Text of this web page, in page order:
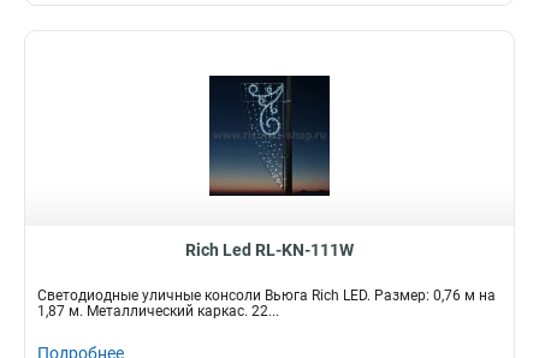
Rich Led RL-KN-111W
Светодиодные уличные консоли Вьюга Rich LED. Размер: 0,76 м на
1,87 м. Металлический каркас. 22...
Подробнее